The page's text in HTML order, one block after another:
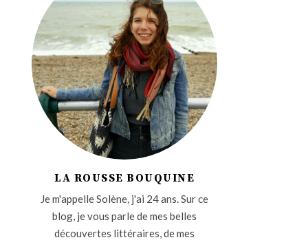
LA ROUSSE BOUQUINE
Je m'appelle Solène, j'ai 24 ans. Sur ce
blog, je vous parle de mes belles
découvertes littéraires, de mes